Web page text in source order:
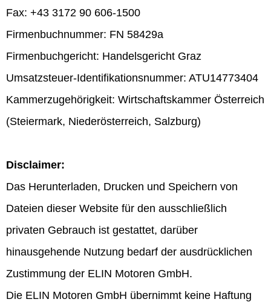
Fax: +43 3172 90 606-1500
Firmenbuchnummer: FN 58429a
Firmenbuchgericht: Handelsgericht Graz
Umsatzsteuer-Identifikationsnummer: ATU14773404
Kammerzugehörigkeit: Wirtschaftskammer Österreich
(Steiermark, Niederösterreich, Salzburg)
Disclaimer:
Das Herunterladen, Drucken und Speichern von
Dateien dieser Website für den ausschließlich
privaten Gebrauch ist gestattet, darüber
hinausgehende Nutzung bedarf der ausdrücklichen
Zustimmung der ELIN Motoren GmbH.
Die ELIN Motoren GmbH übernimmt keine Haftung